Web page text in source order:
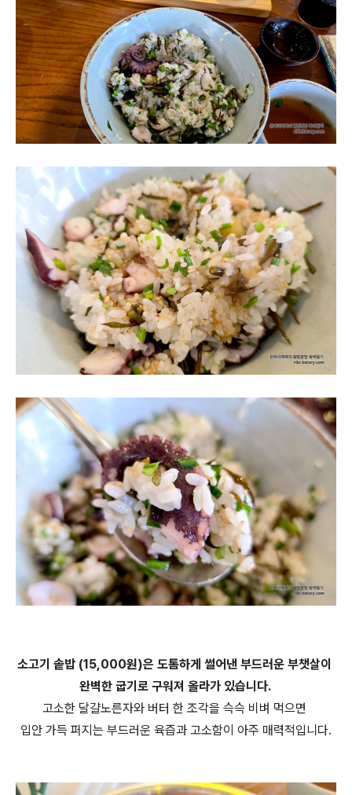
소고기 솥밥 (15,000원)은 도톰하게 썰어낸 부드러운 부챗살이
완벽한 굽기로 구워져 올라가 있습니다.
고소한 달걀노른자와 버터 한 조각을 슥슥 비벼 먹으면
입안 가득 퍼지는 부드러운 육즙과 고소함이 아주 매력적입니다.